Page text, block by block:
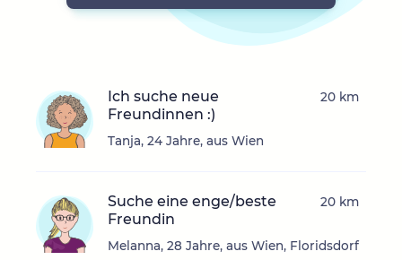
Ich suche neue
Freundinnen :)
Tanja, 24 Jahre, aus Wien
20 km
Suche eine enge/beste
Freundin
Melanna, 28 Jahre, aus Wien, Floridsdorf
20 km